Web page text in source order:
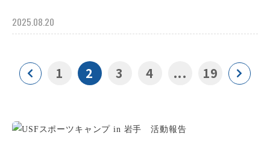
2025.08.20
1 2 3 4 ... 19